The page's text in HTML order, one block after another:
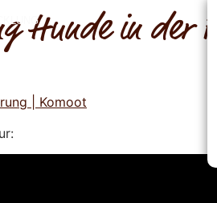
Hunde in der
| Komoot